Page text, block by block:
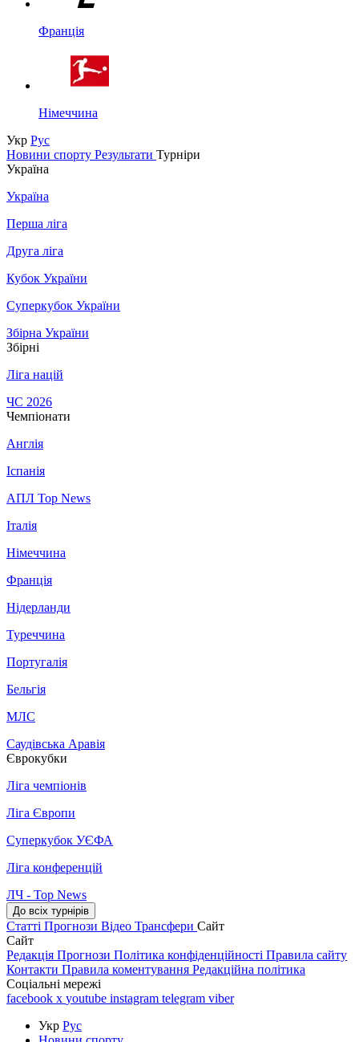
Франція
Німеччина
Укр Рус
Новини спорту Результати Турніри
Україна
Україна
Перша ліга
Друга ліга
Кубок України
Суперкубок України
Збірна України
Збірні
Ліга націй
ЧС 2026
Чемпіонати
Англія
Іспанія
АПЛ Top News
Італія
Німеччина
Франція
Нідерланди
Туреччина
Португалія
Бельгія
МЛС
Саудівська Аравія
Єврокубки
Ліга чемпіонів
Ліга Європи
Суперкубок УЄФА
Ліга конференцій
ЛЧ - Top News
До всіх турнірів
Статті Прогнози Відео Трансфери Сайт
Сайт
Редакція Прогнози Політика конфіденційності Правила сайту
Контакти Правила коментування Редакційна політика
Соціальні мережі
facebook x youtube instagram telegram viber
Укр Рус